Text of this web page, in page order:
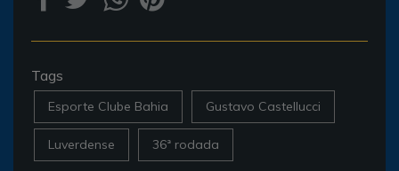
Tags
Esporte Clube Bahia Gustavo Castellucci
Luverdense 36ª rodada